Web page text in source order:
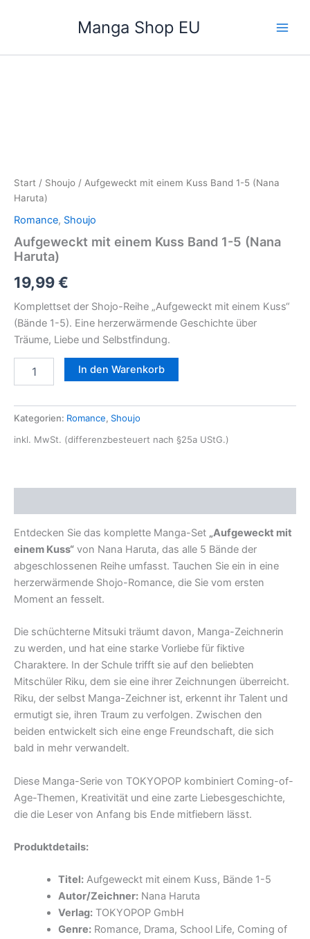
Manga Shop EU
Start / Shoujo / Aufgeweckt mit einem Kuss Band 1-5 (Nana
Haruta)
Romance, Shoujo
Aufgeweckt mit einem Kuss Band 1-5 (Nana
Haruta)
19,99€
Komplettset der Shojo-Reihe „Aufgeweckt mit einem Kuss“
(Bände 1-5). Eine herzerwärmende Geschichte über
Träume, Liebe und Selbstfindung.
Menge
In den Warenkorb
Kategorien: Romance, Shoujo
inkl. MwSt. (differenzbesteuert nach §25a UStG.)
Entdecken Sie das komplette Manga-Set „Aufgeweckt mit
einem Kuss“ von Nana Haruta, das alle 5 Bände der
abgeschlossenen Reihe umfasst. Tauchen Sie ein in eine
herzerwärmende Shojo-Romance, die Sie vom ersten
Moment an fesselt.
Die schüchterne Mitsuki träumt davon, Manga-Zeichnerin
zu werden, und hat eine starke Vorliebe für fiktive
Charaktere. In der Schule trifft sie auf den beliebten
Mitschüler Riku, dem sie eine ihrer Zeichnungen überreicht.
Riku, der selbst Manga-Zeichner ist, erkennt ihr Talent und
ermutigt sie, ihren Traum zu verfolgen. Zwischen den
beiden entwickelt sich eine enge Freundschaft, die sich
bald in mehr verwandelt.
Diese Manga-Serie von TOKYOPOP kombiniert Coming-of-
Age-Themen, Kreativität und eine zarte Liebesgeschichte,
die die Leser von Anfang bis Ende mitfiebern lässt.
Produktdetails:
Titel:Aufgeweckt mit einem Kuss, Bände 1-5
Autor/Zeichner:Nana Haruta
Verlag:TOKYOPOP GmbH
Genre:Romance, Drama, School Life, Coming of